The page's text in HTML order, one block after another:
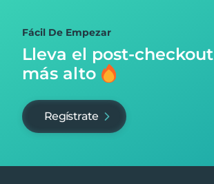
Fácil De Empezar
Lleva el post-checkout
más alto
Regístrate